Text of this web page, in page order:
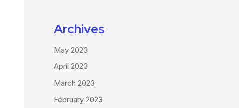
Archives
May 2023
April 2023
March 2023
February 2023